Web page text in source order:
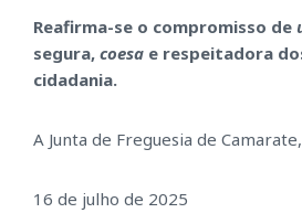
Reafirma-se o compromisso de
segura, coesa e respeitadora
cidadania.
A Junta de Freguesia de
16 de julho de 2025